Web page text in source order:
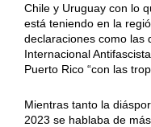
Chile y Uruguay con lo
está teniendo en la
declaraciones como las
Internacional
Puerto Rico “con las
Mientras tanto la
2023 se hablaba de